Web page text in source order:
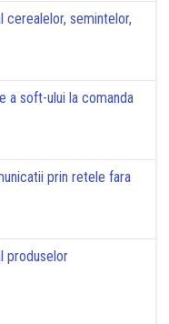
cerealelor, semintelor,
a soft-ului la comanda
prin retele fara
produselor